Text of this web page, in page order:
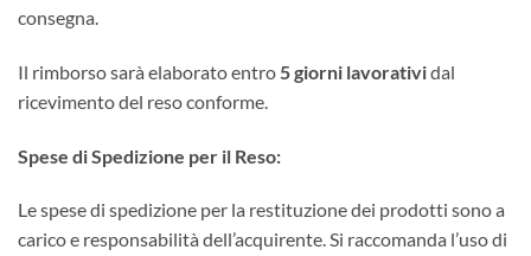
consegna.
Il rimborso sarà elaborato entro 5 giorni lavoratividal
ricevimento del reso conforme.
Spese di Spedizione per il Reso:
Le spese di spedizione per la restituzione dei prodotti sono a
carico e responsabilità dell’acquirente. Si raccomanda l’uso di